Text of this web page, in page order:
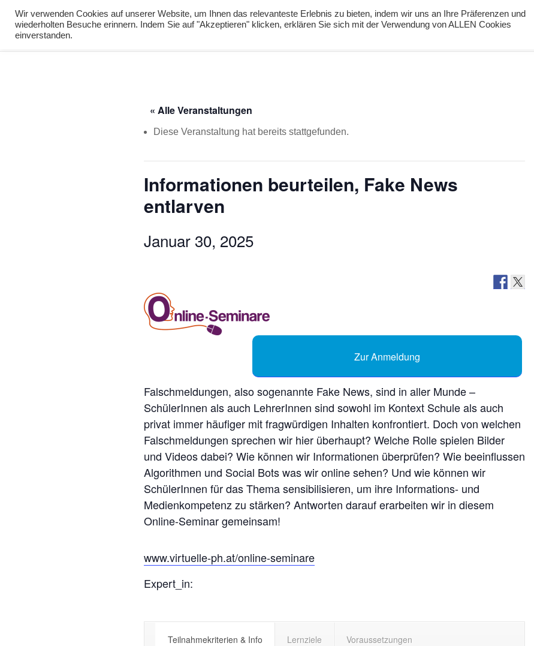
info@virtuelle-ph.at
« Alle Veranstaltungen
Diese Veranstaltung hat bereits stattgefunden.
Informationen beurteilen, Fake News
entlarven
Januar 30, 2025
Zur Anmeldung
Falschmeldungen, also sogenannte Fake News, sind in aller Munde –
SchülerInnen als auch LehrerInnen sind sowohl im Kontext Schule als auch
privat immer häufiger mit fragwürdigen Inhalten konfrontiert. Doch von welchen
Falschmeldungen sprechen wir hier überhaupt? Welche Rolle spielen Bilder
und Videos dabei? Wie können wir Informationen überprüfen? Wie beeinflussen
Algorithmen und Social Bots was wir online sehen? Und wie können wir
SchülerInnen für das Thema sensibilisieren, um ihre Informations- und
Medienkompetenz zu stärken? Antworten darauf erarbeiten wir in diesem
Online-Seminar gemeinsam!
www.virtuelle-ph.at/online-seminare
Expert_in:
Teilnahmekriterien & Info Lernziele Voraussetzungen
Wir verwenden Cookies auf unserer Website, um Ihnen das relevanteste Erlebnis zu bieten, indem wir uns an Ihre Präferenzen und
wiederholten Besuche erinnern. Indem Sie auf "Akzeptieren" klicken, erklären Sie sich mit der Verwendung von ALLEN Cookies
einverstanden.